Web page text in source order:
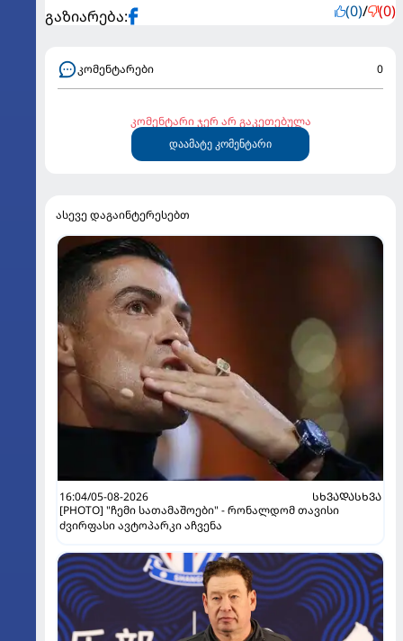
გაზიარება: (0)/ (0)
კომენტარები 0
კომენტარი ჯერ არ გაკეთებულა
დაამატე კომენტარი
ასევე დაგაინტერესებთ
16:04/05-08-2026
ᲡᲮᲕᲐᲓᲐᲡᲮᲕᲐ
[PHOTO] "ჩემი სათამაშოები" - რონალდომ თავისი
ძვირფასი ავტოპარკი აჩვენა